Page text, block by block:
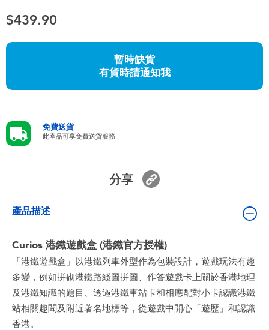
夏日用品
任天堂 Switch
電池
盲盒
$439.90
暫時缺貨
有貨時請通知我
免費送貨
此產品可享免費送貨服務
分享
產品描述
Curios 港鐵遊戲盒 (港鐵官方授權)
「港鐵遊戲盒」以港鐵列車外型作為包裝設計，遊戲玩法有趣
多變，例如拼砌港鐵路綫圖拼圖、作答遊戲卡上關於香港地理
及港鐵知識的題目、透過港鐵車站卡和相應配對小卡認識港鐵
站相關趣聞及附近著名地標等，從遊戲中開心「遊歷」和認識
香港。